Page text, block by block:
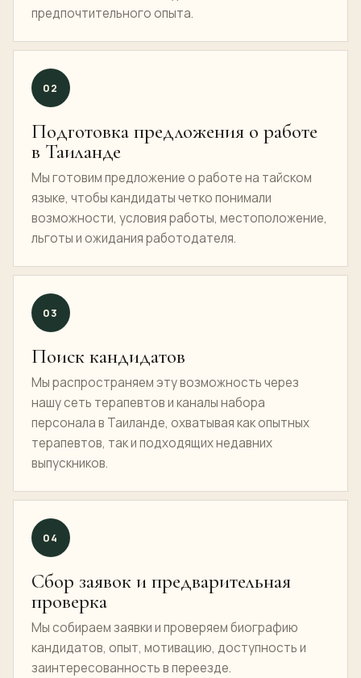
предпочтительного опыта.
02
Подготовка предложения о работе
в Таиланде
Мы готовим предложение о работе на тайском
языке, чтобы кандидаты четко понимали
возможности, условия работы, местоположение,
льготы и ожидания работодателя.
03
Поиск кандидатов
Мы распространяем эту возможность через
нашу сеть терапевтов и каналы набора
персонала в Таиланде, охватывая как опытных
терапевтов, так и подходящих недавних
выпускников.
04
Сбор заявок и предварительная
проверка
Мы собираем заявки и проверяем биографию
кандидатов, опыт, мотивацию, доступность и
заинтересованность в переезде.